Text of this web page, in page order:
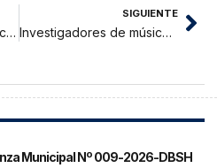
Sociedad de Beneficencia de Moyobamba moderniza su atención e implementa Mesa de Partes Virtual a partir del 1 de junio
SIGUIENTE
Investigadores de música amazónica en Lima
Municipal Nº 009-2026-DBSH